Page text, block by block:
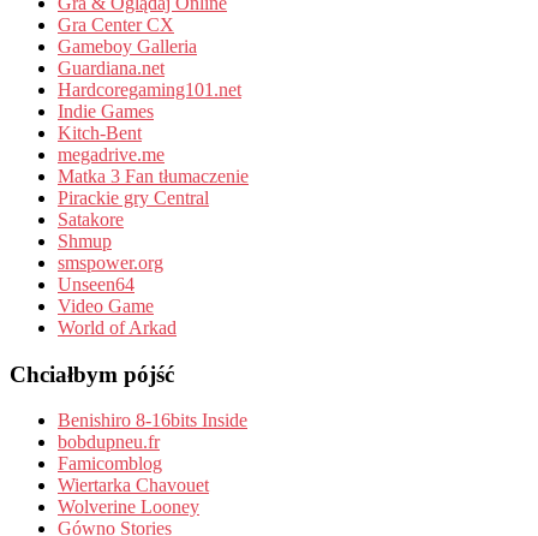
Gra Center CX
Gameboy Galleria
Guardiana.net
Hardcoregaming101.net
Indie Games
Kitch-Bent
megadrive.me
Matka 3 Fan tłumaczenie
Pirackie gry Central
Satakore
Shmup
smspower.org
Unseen64
Video Game
World of Arkad
Chciałbym pójść
Benishiro 8-16bits Inside
bobdupneu.fr
Famicomblog
Wiertarka Chavouet
Wolverine Looney
Gówno Stories